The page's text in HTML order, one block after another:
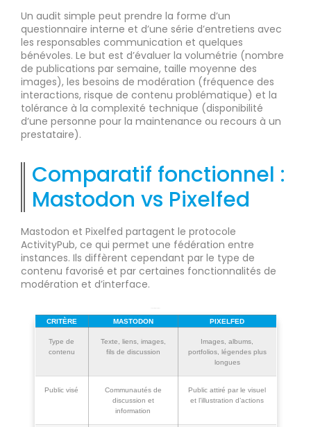
Un audit simple peut prendre la forme d’un
questionnaire interne et d’une série d’entretiens avec
les responsables communication et quelques
bénévoles. Le but est d’évaluer la volumétrie (nombre
de publications par semaine, taille moyenne des
images), les besoins de modération (fréquence des
interactions, risque de contenu problématique) et la
tolérance à la complexité technique (disponibilité
d’une personne pour la maintenance ou recours à un
prestataire).
Comparatif fonctionnel :
Mastodon vs Pixelfed
Mastodon et Pixelfed partagent le protocole
ActivityPub, ce qui permet une fédération entre
instances. Ils diffèrent cependant par le type de
contenu favorisé et par certaines fonctionnalités de
modération et d’interface.
CRITÈRE MASTODON PIXELFED
Type de
contenu
Texte, liens, images,
fils de discussion
Images, albums,
portfolios, légendes plus
longues
Public visé
Communautés de
discussion et
information
Public attiré par le visuel
et l’illustration d’actions